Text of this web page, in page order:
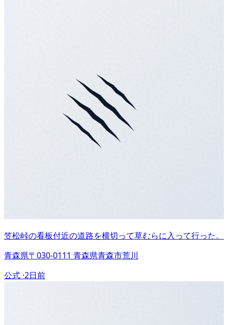
笠松峠の看板付近の道路を横切って草むらに入って行った。
青森県〒030-0111 青森県青森市荒川
公式 ·2日前